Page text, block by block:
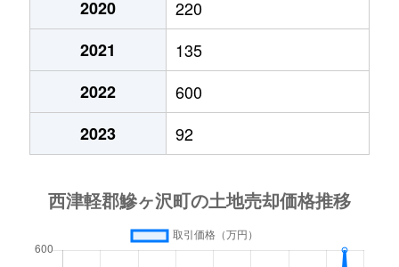
2020
220
2021
135
2022
600
2023
92